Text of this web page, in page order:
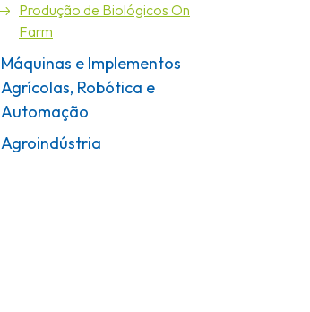
Produção de Biológicos On
Farm
Máquinas e Implementos
Agrícolas, Robótica e
Automação
Agroindústria